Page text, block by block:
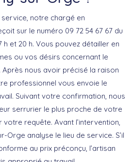
notre chargé en
sur le numéro 09 72 54 67 67 du
h et 20 h. Vous pouvez détailler en
ou vos désirs concernant le
nous avoir précisé la raison
professionnel vous envoie le
Suivant votre confirmation, nous
serrurier le plus proche de votre
requête. Avant l’intervention,
Orge analyse le lieu de service. S’il
au prix préconçu, l’artisan